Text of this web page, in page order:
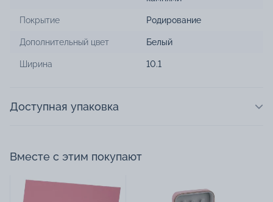
Покрытие Родирование
Дополнительный цвет Белый
Ширина 10.1
Доступная упаковка
Вместе с этим покупают